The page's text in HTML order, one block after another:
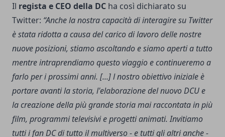
Il regista e CEO della DC ha così dichiarato su
Twitter: “Anche la nostra capacità di interagire su Twitter
è stata ridotta a causa del carico di lavoro delle nostre
nuove posizioni, stiamo ascoltando e siamo aperti a tutto
mentre intraprendiamo questo viaggio e continueremo a
farlo per i prossimi anni. [...] l nostro obiettivo iniziale è
portare avanti la storia, l'elaborazione del nuovo DCU e
la creazione della più grande storia mai raccontata in più
film, programmi televisivi e progetti animati. Invitiamo
tutti i fan DC di tutto il multiverso - e tutti gli altri anche -